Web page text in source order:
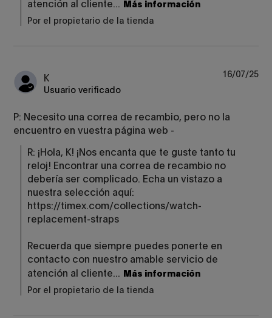
atención al cliente... Más información
Por el propietario de la tienda
K
Usuario verificado
P: Necesito una correa de recambio, pero no la
encuentro en vuestra página web -
R: ¡Hola, K! ¡Nos encanta que te guste tanto tu
reloj! Encontrar una correa de recambio no
debería ser complicado. Echa un vistazo a
nuestra selección aquí:
https://timex.com/collections/watch-
replacement-straps
Recuerda que siempre puedes ponerte en
contacto con nuestro amable servicio de
atención al cliente... Más información
Por el propietario de la tienda
16/07/25